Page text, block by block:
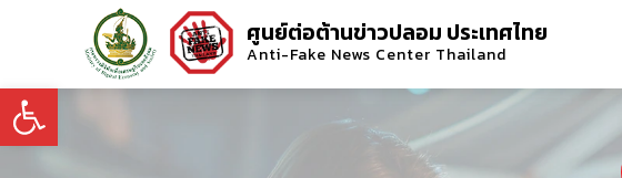
Open toolbar
ศูนย์ต่อต้านข่าวปลอม ประเทศไทย
Anti-Fake News Center Thailand